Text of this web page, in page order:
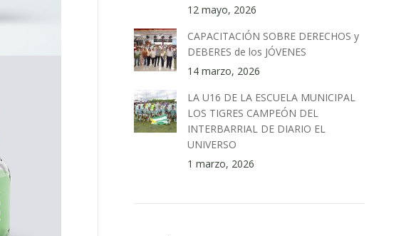
12 mayo, 2026
CAPACITACIÓN SOBRE DERECHOS y
DEBERES de los JÓVENES
14 marzo, 2026
LA U16 DE LA ESCUELA MUNICIPAL
LOS TIGRES CAMPEÓN DEL
INTERBARRIAL DE DIARIO EL
UNIVERSO
1 marzo, 2026